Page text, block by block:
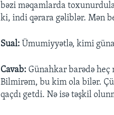
bəzi məqamlarda
ki, indi qərara gəliblər. Mən
Sual: Ümumiyyətlə, kimi
Cavab: Günahkar barədə heç
Bilmirəm, bu kim ola bilər.
qaçdı getdi. Nə isə təşkil